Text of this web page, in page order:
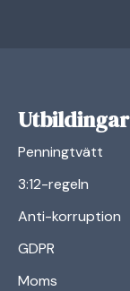
Utbildingar
Penningtvätt
3:12-regeln
Anti-korruption
GDPR
Moms